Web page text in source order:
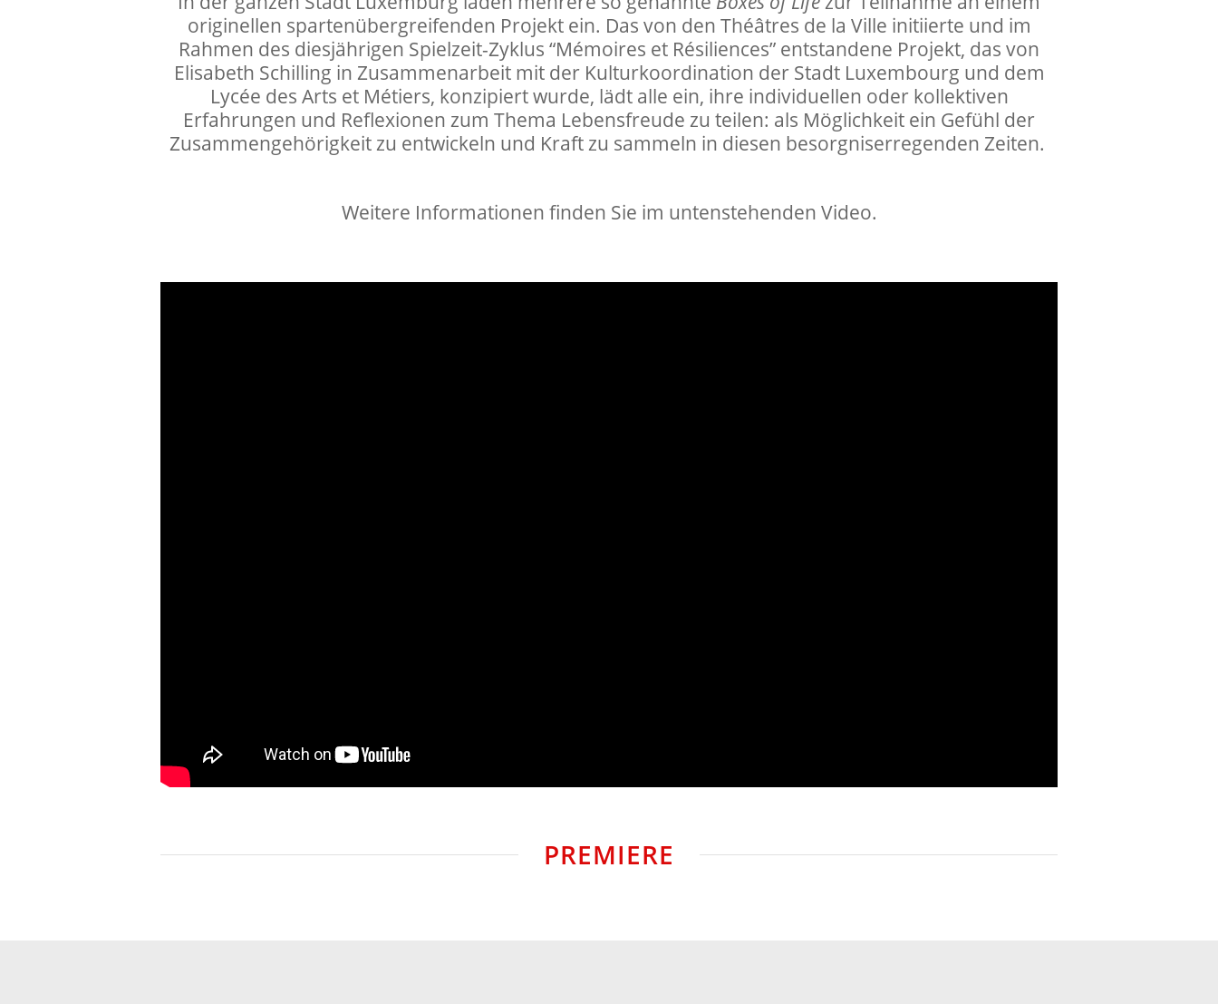
originellen spartenübergreifenden Projekt ein. Das von den Théâtres de la Ville initiierte und im
Rahmen des diesjährigen Spielzeit-Zyklus “Mémoires et Résiliences” entstandene Projekt, das von
Elisabeth Schilling in Zusammenarbeit mit der Kulturkoordination der Stadt Luxembourg und dem
Lycée des Arts et Métiers, konzipiert wurde, lädt alle ein, ihre individuellen oder kollektiven
Erfahrungen und Reflexionen zum Thema Lebensfreude zu teilen: als Möglichkeit ein Gefühl der
Zusammengehörigkeit zu entwickeln und Kraft zu sammeln in diesen besorgniserregenden Zeiten.
Weitere Informationen finden Sie im untenstehenden Video.
PREMIERE